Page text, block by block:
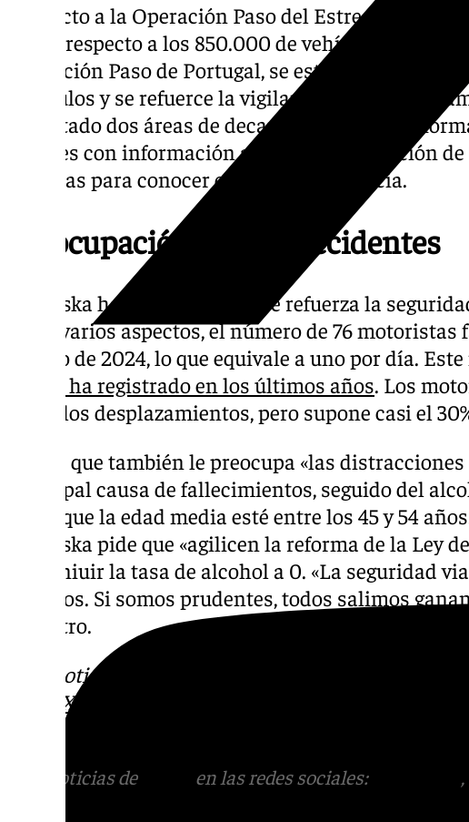
Respecto a la Operación Paso del Estrecho, se
un 5% respecto a los 850.000 de vehículos del
Operación Paso de Portugal, se estima que
vehículos y se refuerce la vigilancia en ciertos
habilitado dos áreas de decanso y 5 puntos
paneles con información acerca de la situación
cámaras para conocer cualquier incidencia.
Preocupación por los accidentes
Marlaska ha destacado que se refuerza la
entre varios aspectos, el número de 76
verano de 2024, lo que equivale a uno por día.
que se ha registrado en los últimos años. Los
3% de los desplazamientos, pero supone casi el
Añade que también le preocupa «las
principal causa de fallecimientos, seguido del
como que la edad media esté entre los 45 y 54
Marlaska pide que «agilicen la reforma de la Ley
disminiuir la tasa de alcohol a 0. «La seguridad
de todos. Si somos prudentes, todos salimos
ministro.
Más noticias de
X. Puedes ponerte en contacto con nosotros
Más noticias de en las redes sociales: ,